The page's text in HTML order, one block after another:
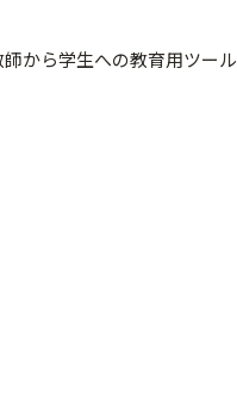
から学生への教育用ツール